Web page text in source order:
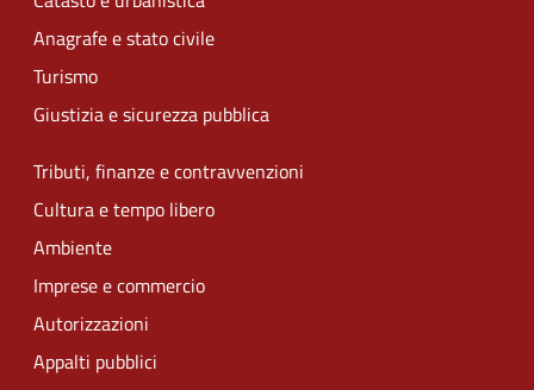
Anagrafe e stato civile
Turismo
Giustizia e sicurezza pubblica
Tributi, finanze e contravvenzioni
Cultura e tempo libero
Ambiente
Imprese e commercio
Autorizzazioni
Appalti pubblici